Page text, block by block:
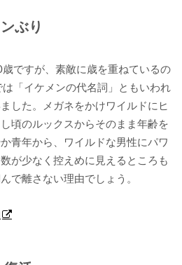
ぶり
ですが、素敵に歳を重ねているの
は「イケメンの代名詞」ともいわれ
した。メガネをかけワイルドにヒ
頃のルックスからそのまま年齢を
青年から、ワイルドな男性にパワ
が少なく控えめに見えるところも
で離さない理由でしょう。